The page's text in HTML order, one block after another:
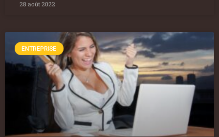
28 août 2022
ENTREPRISE